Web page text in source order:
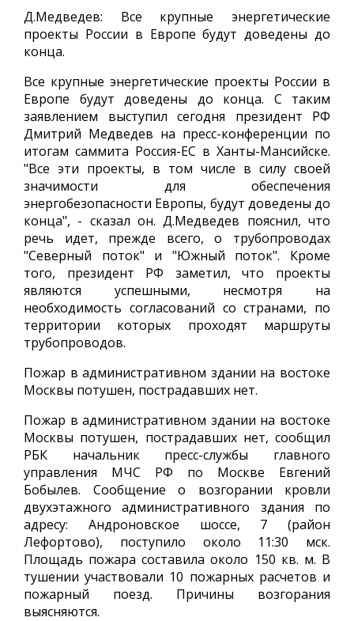
Д.Медведев: Все крупные энергетические
проекты России в Европе будут доведены до
конца.
Все крупные энергетические проекты России в
Европе будут доведены до конца. С таким
заявлением выступил сегодня президент РФ
Дмитрий Медведев на пресс-конференции по
итогам саммита Россия-ЕС в Ханты-Мансийске.
"Все эти проекты, в том числе в силу своей
значимости для обеспечения
энергобезопасности Европы, будут доведены до
конца", - сказал он. Д.Медведев пояснил, что
речь идет, прежде всего, о трубопроводах
"Северный поток" и "Южный поток". Кроме
того, президент РФ заметил, что проекты
являются успешными, несмотря на
необходимость согласований со странами, по
территории которых проходят маршруты
трубопроводов.
Пожар в административном здании на востоке
Москвы потушен, пострадавших нет.
Пожар в административном здании на востоке
Москвы потушен, пострадавших нет, сообщил
РБК начальник пресс-службы главного
управления МЧС РФ по Москве Евгений
Бобылев. Сообщение о возгорании кровли
двухэтажного административного здания по
адресу: Андроновское шоссе, 7 (район
Лефортово), поступило около 11:30 мск.
Площадь пожара составила около 150 кв. м. В
тушении участвовали 10 пожарных расчетов и
пожарный поезд. Причины возгорания
выясняются.